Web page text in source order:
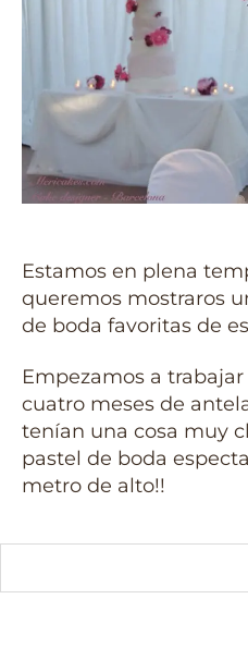
Estamos en plena
queremos mostraros
de boda favoritas de
Empezamos a
cuatro meses de
tenían una cosa muy
pastel de boda
metro de alto!!